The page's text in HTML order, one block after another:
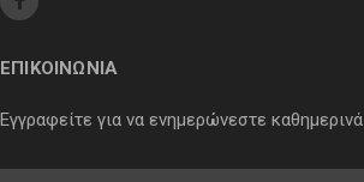
ΕΠΙΚΟΙΝΩΝΙΑ
Εγγραφείτε για να ενημερώνεστε καθημερινά